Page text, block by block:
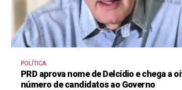
POLÍTICA
PRD aprova nome de Delcídio e chega a
número de candidatos ao Governo